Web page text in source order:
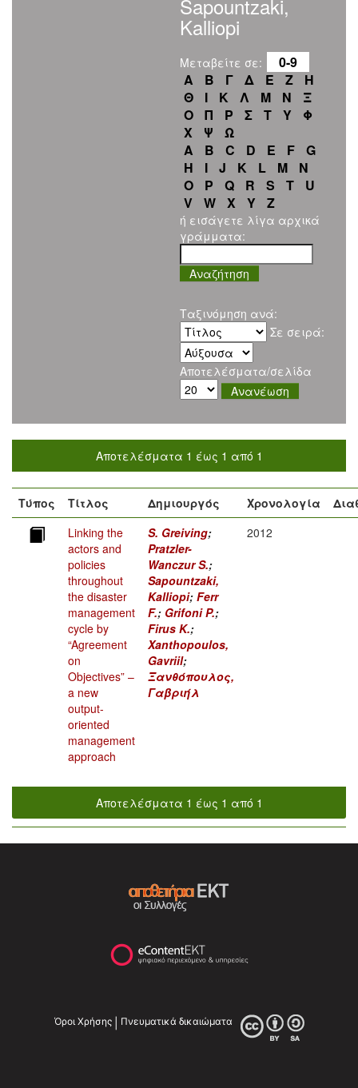
Sapountzaki,
Kalliopi
Μεταβείτε σε:
0-9
Α
Β Γ Δ Ε Ζ
Η
Θ
Ι Κ Λ Μ Ν
Ξ
Ο
Π Ρ Σ Τ Υ
Φ
Χ
Ψ
Ω
A
B C D E F
G
H
I J K L M
N
O
P Q R S T
U
V
W X Y Z
ή εισάγετε λίγα αρχικά
γράμματα:
Ταξινόμηση ανά:
Σε σειρά:
Αποτελέσματα/σελίδα
Αποτελέσματα 1 έως 1 από 1
Τύπος Τίτλος Δημιουργός Χρονολογία
Linking the
actors and
policies
throughout
the disaster
management
cycle by
“Agreement
on
Objectives” –
a new
output-
oriented
management
approach
S. Greiving;
Pratzler-
Wanczur S.;
Sapountzaki,
Kalliopi; Ferr
F.; Grifoni P.;
Firus K.;
Xanthopoulos,
Gavriil;
Ξανθόπουλος,
Γαβριήλ
2012
Αποτελέσματα 1 έως 1 από 1